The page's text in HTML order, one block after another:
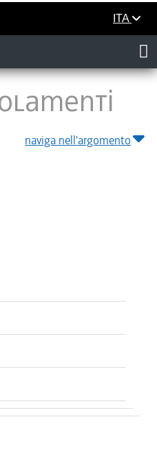
ITA
naviga nell'argomento